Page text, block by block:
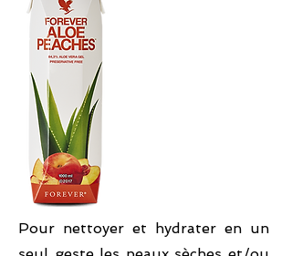
Pour nettoyer et hydrater en un